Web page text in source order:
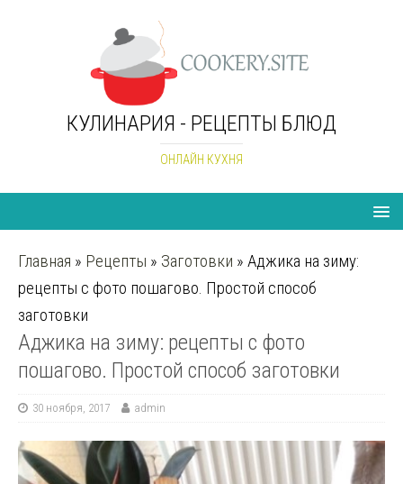
КУЛИНАРИЯ - РЕЦЕПТЫ БЛЮД
ОНЛАЙН КУХНЯ
Главная » Рецепты » Заготовки » Аджика на зиму:
рецепты с фото пошагово. Простой способ
заготовки
Аджика на зиму: рецепты с фото
пошагово. Простой способ заготовки
30 ноября, 2017 admin